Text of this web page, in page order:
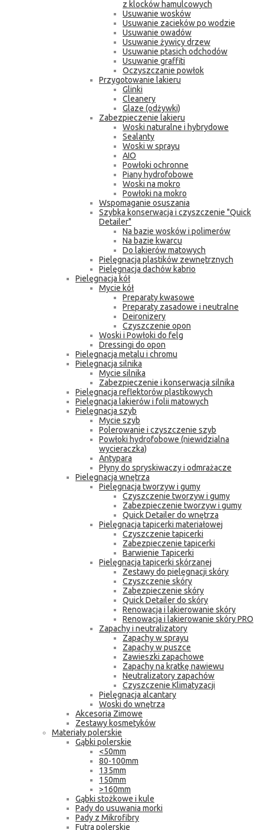
z klocków hamulcowych
Usuwanie wosków
Usuwanie zacieków po wodzie
Usuwanie owadów
Usuwanie żywicy drzew
Usuwanie ptasich odchodów
Usuwanie graffiti
Oczyszczanie powłok
Przygotowanie lakieru
Glinki
Cleanery
Glaze (odżywki)
Zabezpieczenie lakieru
Woski naturalne i hybrydowe
Sealanty
Woski w sprayu
AIO
Powłoki ochronne
Piany hydrofobowe
Woski na mokro
Powłoki na mokro
Wspomaganie osuszania
Szybka konserwacja i czyszczenie "Quick
Detailer"
Na bazie wosków i polimerów
Na bazie kwarcu
Do lakierów matowych
Pielęgnacja plastików zewnętrznych
Pielęgnacja dachów kabrio
Pielęgnacja kół
Mycie kół
Preparaty kwasowe
Preparaty zasadowe i neutralne
Deironizery
Czyszczenie opon
Woski i Powłoki do felg
Dressingi do opon
Pielęgnacja metalu i chromu
Pielęgnacja silnika
Mycie silnika
Zabezpieczenie i konserwacja silnika
Pielęgnacja reflektorów plastikowych
Pielęgnacja lakierów i folii matowych
Pielęgnacja szyb
Mycie szyb
Polerowanie i czyszczenie szyb
Powłoki hydrofobowe (niewidzialna
wycieraczka)
Antypara
Płyny do spryskiwaczy i odmrażacze
Pielęgnacja wnętrza
Pielęgnacja tworzyw i gumy
Czyszczenie tworzyw i gumy
Zabezpieczenie tworzyw i gumy
Quick Detailer do wnętrza
Pielęgnacja tapicerki materiałowej
Czyszczenie tapicerki
Zabezpieczenie tapicerki
Barwienie Tapicerki
Pielęgnacja tapicerki skórzanej
Zestawy do pielęgnacji skóry
Czyszczenie skóry
Zabezpieczenie skóry
Quick Detailer do skóry
Renowacja i lakierowanie skóry
Renowacja i lakierowanie skóry PRO
Zapachy i neutralizatory
Zapachy w sprayu
Zapachy w puszce
Zawieszki zapachowe
Zapachy na kratkę nawiewu
Neutralizatory zapachów
Czyszczenie Klimatyzacji
Pielęgnacja alcantary
Woski do wnętrza
Akcesoria Zimowe
Zestawy kosmetyków
Materiały polerskie
Gąbki polerskie
<50mm
80-100mm
135mm
150mm
>160mm
Gąbki stożkowe i kule
Pady do usuwania morki
Pady z Mikrofibry
Futra polerskie